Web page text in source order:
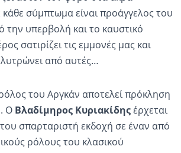
σύμπτωμα είναι προάγγελος του
υπερβολή και το καυστικό
σατιρίζει τις εμμονές μας και
από αυτές…
του Αργκάν αποτελεί πρόκληση
Ο Βλαδίμηρος Κυριακίδηςέρχεται
σπαρταριστή εκδοχή σε έναν από
ρόλους του κλασικού